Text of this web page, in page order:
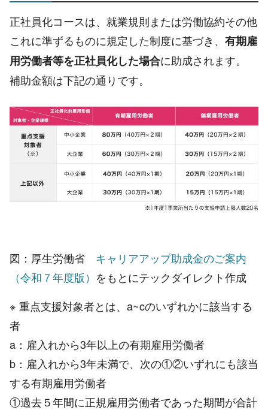
正社員化コースは、就業規則または労働協約その他
これに準ずるものに規定した制度に基づき、 有期雇
用労働者等を正社員化した場合に助成されます。
補助金額は下記の通りです。
図：厚生労働省 キャリアアップ助成金のご案内
（令和７年度版） をもとにテックダイレクト作成
※ 重点支援対象者とは、a~cのいずれかに該当する
者
a：雇入れから3年以上の有期雇用労働者
b：雇入れから3年未満で、次の①②いずれにも該当
する有期雇用労働者
①過去５年間に正規雇用労働者であった期間が合計